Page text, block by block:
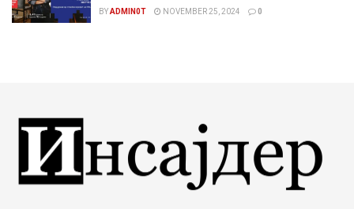
BYADMIN0T NOVEMBER 25, 2024 0